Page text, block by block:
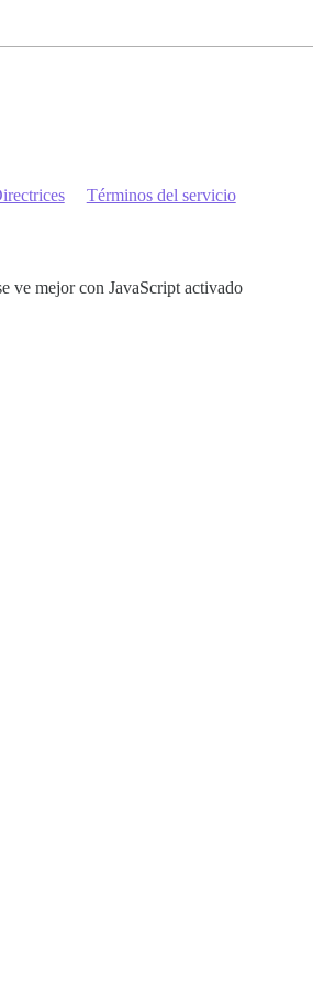
Términos del servicio
ve mejor con JavaScript activado